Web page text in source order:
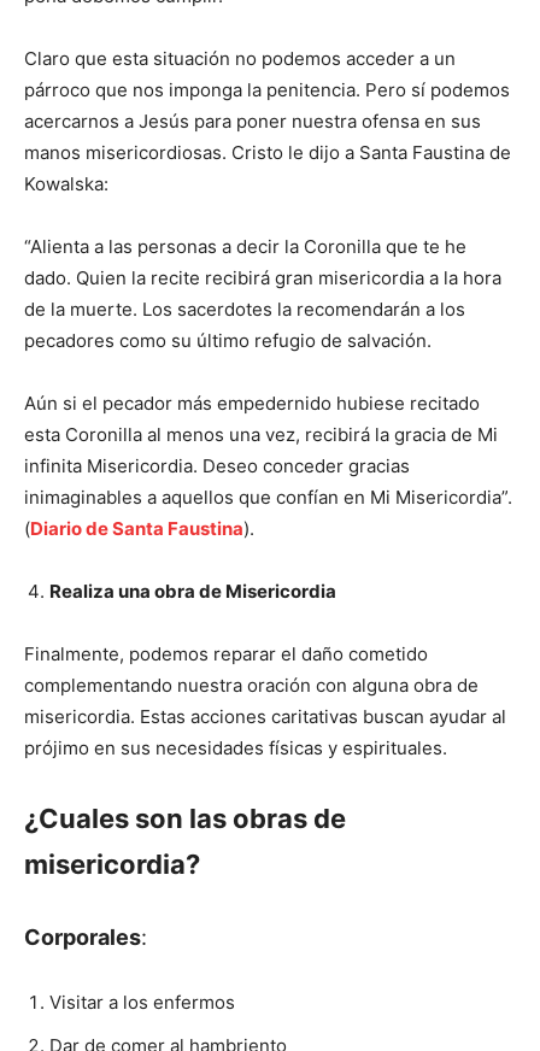
Claro que esta situación no podemos acceder a un
párroco que nos imponga la penitencia. Pero sí podemos
acercarnos a Jesús para poner nuestra ofensa en sus
manos misericordiosas. Cristo le dijo a Santa Faustina de
Kowalska:
“Alienta a las personas a decir la Coronilla que te he
dado. Quien la recite recibirá gran misericordia a la hora
de la muerte. Los sacerdotes la recomendarán a los
pecadores como su último refugio de salvación.
Aún si el pecador más empedernido hubiese recitado
esta Coronilla al menos una vez, recibirá la gracia de Mi
infinita Misericordia. Deseo conceder gracias
inimaginables a aquellos que confían en Mi Misericordia”.
(Diario de Santa Faustina).
Realiza una obra de Misericordia
Finalmente, podemos reparar el daño cometido
complementando nuestra oración con alguna obra de
misericordia. Estas acciones caritativas buscan ayudar al
prójimo en sus necesidades físicas y espirituales.
¿Cuales son las obras de
misericordia?
Corporales:
Visitar a los enfermos
Dar de comer al hambriento